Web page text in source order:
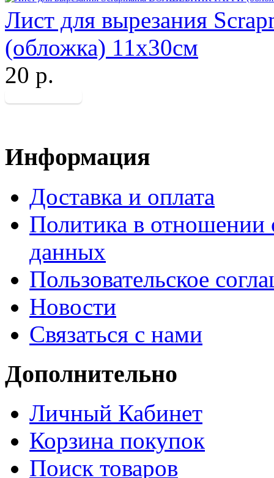
Лист для вырезания
(обложка) 11х30см
20 р.
Информация
Доставка и оплата
Политика в отношении
данных
Пользовательское
Новости
Связаться с нами
Дополнительно
Личный Кабинет
Корзина покупок
Поиск товаров